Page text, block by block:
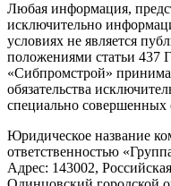
Любая информация,
исключительно
условиях не является
положениями статьи 437
«Сибпромстрой»
обязательства
специально совершенных
Юридическое название
ответственностью
Адрес: 143002,